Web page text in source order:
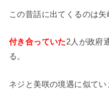
この昔話に出てくるのは矢
付き合っていた2人が政府
る。
ネジと美咲の境遇に似てい